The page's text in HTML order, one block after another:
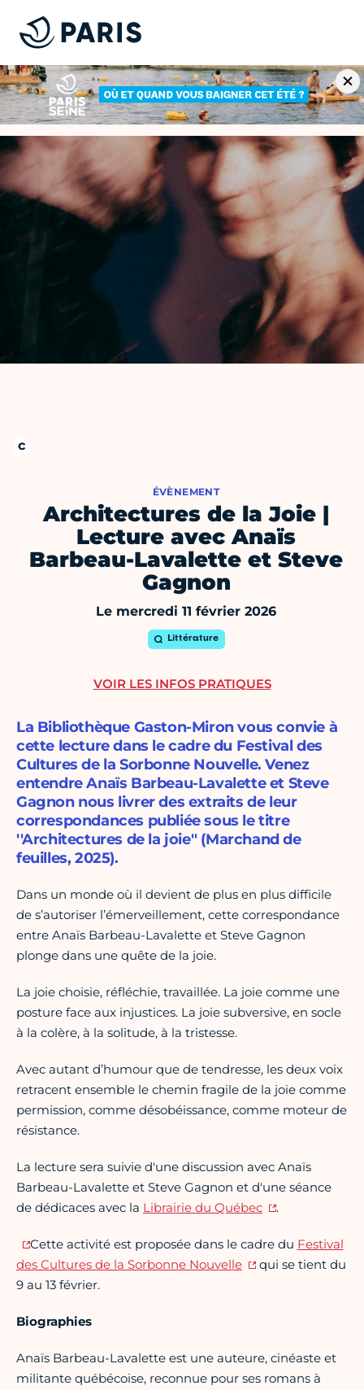
ÉVÈNEMENT
Architectures de la Joie |
Lecture avec Anaïs
Barbeau-Lavalette et Steve
Gagnon
Le mercredi 11 février 2026
Littérature
La Bibliothèque Gaston-Miron vous convie à
cette lecture dans le cadre du Festival des
Cultures de la Sorbonne Nouvelle. Venez
entendre Anaïs Barbeau-Lavalette et Steve
Gagnon nous livrer des extraits de leur
correspondances publiée sous le titre
''Architectures de la joie'' (Marchand de
feuilles, 2025).
Dans un monde où il devient de plus en plus difficile
de s’autoriser l’émerveillement, cette correspondance
entre Anaïs Barbeau-Lavalette et Steve Gagnon
plonge dans une quête de la joie.
La joie choisie, réfléchie, travaillée. La joie comme une
posture face aux injustices. La joie subversive, en socle
à la colère, à la solitude, à la tristesse.
Avec autant d’humour que de tendresse, les deux voix
retracent ensemble le chemin fragile de la joie comme
permission, comme désobéissance, comme moteur de
résistance.
La lecture sera suivie d'une discussion avec Anaïs
Barbeau-Lavalette et Steve Gagnon et d'une séance
de dédicaces avec la Librairie du Québec .
Cette activité est proposée dans le cadre du Festival
des Cultures de la Sorbonne Nouvelle
qui se tient du
9 au 13 février.
Biographies
Anaïs Barbeau-Lavalette est une auteure, cinéaste et
militante québécoise, reconnue pour ses romans à
VOIR LES INFOS PRATIQUES